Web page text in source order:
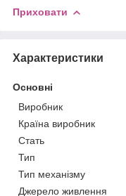
Приховати
Характеристики
Основні
Виробник
Країна виробник
Стать
Тип
Тип механізму
Джерело живлення